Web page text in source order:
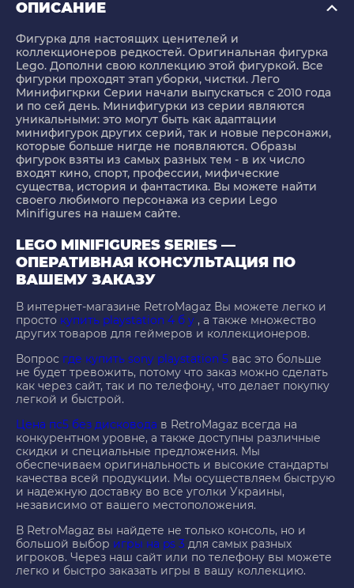
ОПИСАНИЕ
Фигурка для настоящих ценителей и
коллекционеров редкостей. Оригинальная фигурка
Lego. Дополни свою коллекцию этой фигуркой. Все
фигурки проходят этап уборки, чистки. Лего
Минифигкрки Серии начали выпускаться с 2010 года
и по сей день. Минифигурки из серии являются
уникальными: это могут быть как адаптации
минифигурок других серий, так и новые персонажи,
которые больше нигде не появляются. Образы
фигурок взяты из самых разных тем - в их число
входят кино, спорт, профессии, мифические
существа, история и фантастика. Вы можете найти
своего любимого персонажа из серии Lego
Minifigures на нашем сайте.
LEGO MINIFIGURES SERIES —
ОПЕРАТИВНАЯ КОНСУЛЬТАЦИЯ ПО
ВАШЕМУ ЗАКАЗУ
В интернет-магазине RetroMagaz Вы можете легко и
просто купить playstation 4 б у , а также множество
других товаров для геймеров и коллекционеров.
Вопрос где купить sony playstation 5 вас это больше
не будет тревожить, потому что заказ можно сделать
как через сайт, так и по телефону, что делает покупку
легкой и быстрой.
Цена пс5 без дисковода в RetroMagaz всегда на
конкурентном уровне, а также доступны различные
скидки и специальные предложения. Мы
обеспечиваем оригинальность и высокие стандарты
качества всей продукции. Мы осуществляем быструю
и надежную доставку во все уголки Украины,
независимо от вашего местоположения.
В RetroMagaz вы найдете не только консоль, но и
большой выбор игры на ps 3 для самых разных
игроков. Через наш сайт или по телефону вы можете
легко и быстро заказать игры в вашу коллекцию.